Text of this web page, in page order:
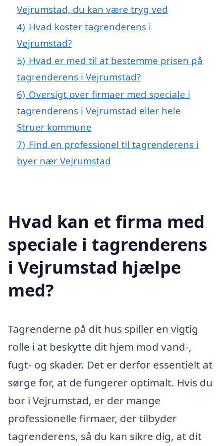
Vejrumstad, du kan være tryg ved
4) Hvad koster tagrenderens i
Vejrumstad?
5) Hvad er med til at bestemme prisen på
tagrenderens i Vejrumstad?
6) Oversigt over firmaer med speciale i
tagrenderens i Vejrumstad eller hele
Struer kommune
7) Find en professionel til tagrenderens i
byer nær Vejrumstad
Hvad kan et firma med
speciale i tagrenderens
i Vejrumstad hjælpe
med?
Tagrenderne på dit hus spiller en vigtig
rolle i at beskytte dit hjem mod vand-,
fugt- og skader. Det er derfor essentielt at
sørge for, at de fungerer optimalt. Hvis du
bor i Vejrumstad, er der mange
professionelle firmaer, der tilbyder
tagrenderens, så du kan sikre dig, at dit